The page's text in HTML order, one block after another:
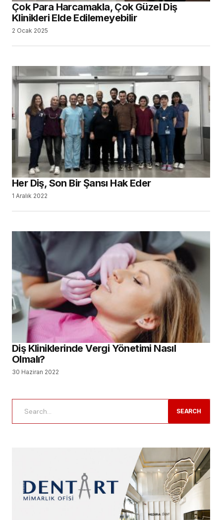
Çok Para Harcamakla, Çok Güzel Diş
Klinikleri Elde Edilemeyebilir
2 Ocak 2025
Her Diş, Son Bir Şansı Hak Eder
1 Aralık 2022
Diş Kliniklerinde Vergi Yönetimi Nasıl
Olmalı?
30 Haziran 2022
SEARCH